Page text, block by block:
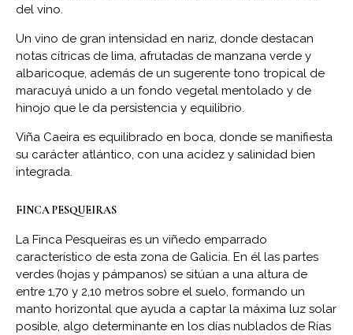
del vino.
Un vino de gran intensidad en nariz, donde destacan
notas cítricas de lima, afrutadas de manzana verde y
albaricoque, además de un sugerente tono tropical de
maracuyá unido a un fondo vegetal mentolado y de
hinojo que le da persistencia y equilibrio.
Viña Caeira es equilibrado en boca, donde se manifiesta
su carácter atlántico, con una acidez y salinidad bien
integrada.
FINCA PESQUEIRAS
La Finca Pesqueiras es un viñedo emparrado
característico de esta zona de Galicia. En él las partes
verdes (hojas y pámpanos) se sitúan a una altura de
entre 1,70 y 2,10 metros sobre el suelo, formando un
manto horizontal que ayuda a captar la máxima luz solar
posible, algo determinante en los días nublados de Rías